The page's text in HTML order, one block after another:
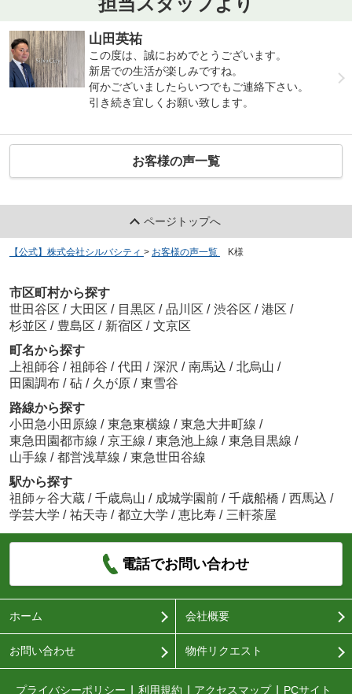
山田英祐
この度は、誠におめでとうございます。
新居での生活が楽しみですね。
何かございましたらいつでもご連絡下さい。
引き続き宜しくお願い致します。
お客様の声一覧
ページトップへ
【公式】株式会社シルバシティ > お客様の声一覧 K様
市区町村から探す
世田谷区 / 大田区 / 目黒区 / 品川区 / 渋谷区 / 港区 /
杉並区 / 豊島区 / 新宿区 / 文京区
町名から探す
上祖師谷 / 祖師谷 / 代田 / 深沢 / 南馬込 / 北烏山 /
田園調布 / 砧 / 久が原 / 東雪谷
路線から探す
小田急小田原線 / 東急東横線 / 東急大井町線 /
東急田園都市線 / 京王線 / 東急池上線 / 東急目黒線 /
山手線 / 都営浅草線 / 東急世田谷線
駅から探す
祖師ヶ谷大蔵 / 千歳烏山 / 成城学園前 / 千歳船橋 / 西馬込 /
学芸大学 / 祐天寺 / 都立大学 / 恵比寿 / 三軒茶屋
電話でお問い合わせ
ホーム 会社概要
お問い合わせ 物件リクエスト
プライバシーポリシー 利用規約 アクセスマップ PCサイト